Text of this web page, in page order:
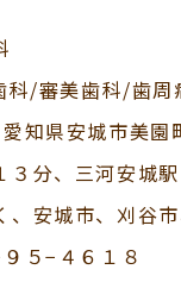
/審美歯科/歯
知県安城市美園
３分、三河安城
安城市、刈谷市
５−４６１８